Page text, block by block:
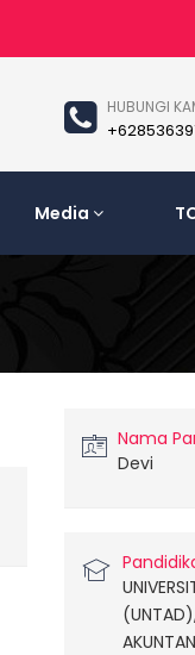
HUBUNGI
Media
Nama
Devi